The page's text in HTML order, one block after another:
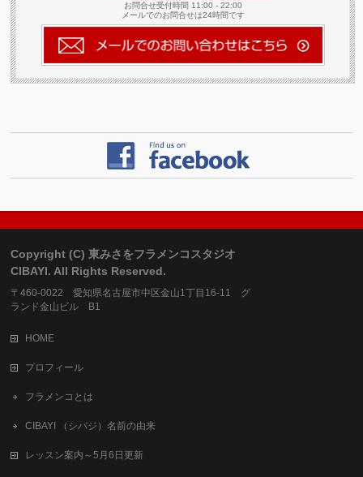
お問合せ受付時間 11:00 - 22:00
メールでのお問合せは24時間です
Copyright (C) 東みさをフラメンコスタジオ
CIBAYI. All Rights Reserved.
〒460-0022 愛知県名古屋市中区金山1丁目16-11 グ
ランド金山ビル B1
HOME
プロフィール
フラメンコとは
CIBAYI （シバジ）名前の由来
レッスン案内～5月6日更新